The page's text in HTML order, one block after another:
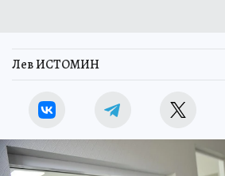
Лев ИСТОМИН